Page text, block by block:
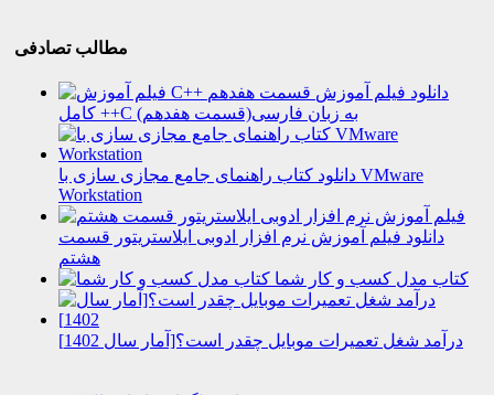
مطالب تصادفی
دانلود فیلم آموزش
کامل ++C به زبان فارسی(قسمت هفدهم)
دانلود کتاب راهنمای جامع مجازی سازی با VMware
Workstation
دانلود فیلم آموزش نرم افزار ادوبی ایلاستریتور قسمت
هشتم
کتاب مدل کسب و کار شما
درآمد شغل تعمیرات موبایل چقدر است؟[آمار سال 1402]